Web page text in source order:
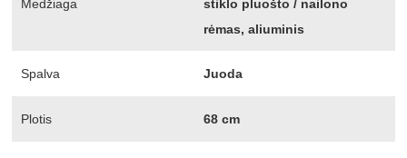
Medžiaga
stiklo pluošto / nailono
rėmas, aliuminis
Spalva Juoda
Plotis 68 cm